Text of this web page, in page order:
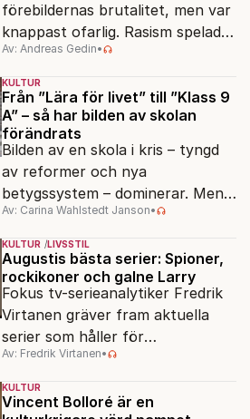
förebildernas brutalitet, men var
knappast ofarlig. Rasism spelades
ned i förmån för "kultur". Känns
det igen?
Av: Andreas Gedin•
KULTUR
Från ”Lära för livet” till ”Klass 9
A” – så har bilden av skolan
förändrats
Bilden av en skola i kris – tyngd
av reformer och nya
betygssystem – dominerar. Men
vem äger berättelsen om skolan?
Av: Carina Wahlstedt Janson•
KULTUR LIVSSTIL
Augustis bästa serier: Spioner,
rockikoner och galne Larry
Fokus tv-serieanalytiker Fredrik
Virtanen gräver fram aktuella
serier som håller för
augustisoffan – när
sensommarmörkret smyger sig
på och tv-utbudet blir din bästa
Av: Fredrik Virtanen•
KULTUR
Vincent Bolloré är en